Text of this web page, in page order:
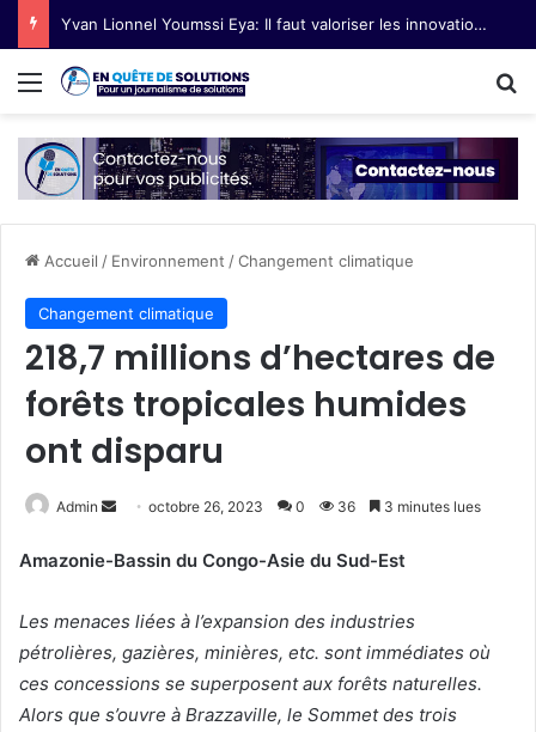
Yvan Lionnel Youmssi Eya: Il faut valoriser les innovations technologiques paysannes
Menu
Accueil / Environnement /Changement climatique
Changement climatique
218,7 millions d’hectares de
forêts tropicales humides
ont disparu
Admin
v
y
e
r
u
octobre 26, 2023 0 36 3 minutes lues
Amazonie-Bassin du Congo-Asie du Sud-Est
Les menaces liées à l’expansion des industries
pétrolières, gazières, minières, etc. sont immédiates où
ces concessions se superposent aux forêts naturelles.
Alors que s’ouvre à Brazzaville, le Sommet des trois